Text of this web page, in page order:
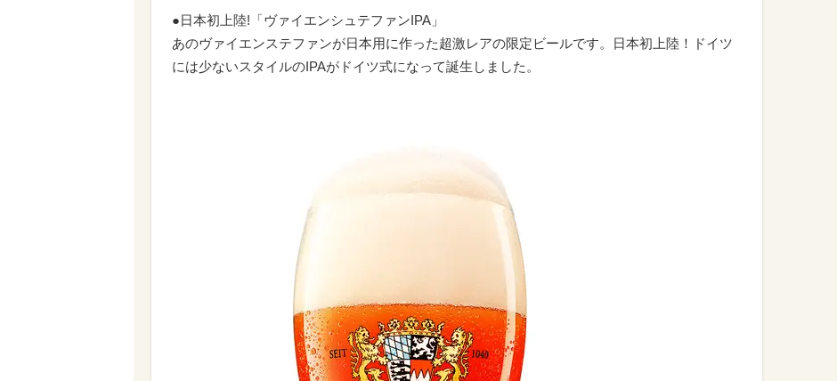
●日本初上陸!「ヴァイエンシュテファンIPA」
あのヴァイエンステファンが日本用に作った超激レアの限定ビールです。日本初上陸！ドイツ
には少ないスタイルのIPAがドイツ式になって誕生しました。